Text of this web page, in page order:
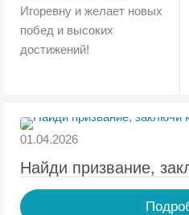
Игоревну и желает новых
побед и высоких
достижений!
01.04.2026
Найди призвание,